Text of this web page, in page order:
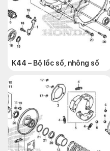
K44 – Bộ lốc số, nhông số